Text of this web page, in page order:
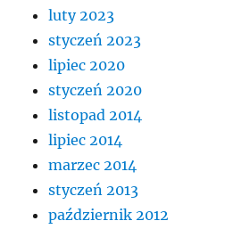
luty 2023
styczeń 2023
lipiec 2020
styczeń 2020
listopad 2014
lipiec 2014
marzec 2014
styczeń 2013
październik 2012